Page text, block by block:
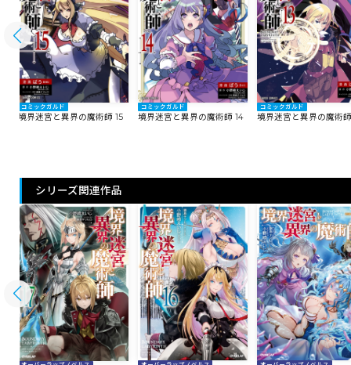
コミックガルド
境界迷宮と異界の魔術師 15
コミックガルド
境界迷宮と異界の魔術師 14
コミックガルド
境界迷宮と異界の魔術
シリーズ関連作品